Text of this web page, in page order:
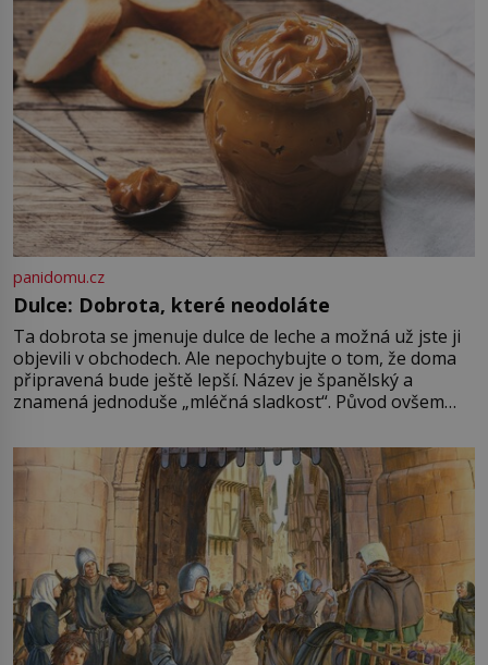
panidomu.cz
Dulce: Dobrota, které neodoláte
Ta dobrota se jmenuje dulce de leche a možná už jste ji
objevili v obchodech. Ale nepochybujte o tom, že doma
připravená bude ještě lepší. Název je španělský a
znamená jednoduše „mléčná sladkost“. Původ ovšem
pře hned několik latinskoamerických zemí a k tomu
Francie, kde se traduje,